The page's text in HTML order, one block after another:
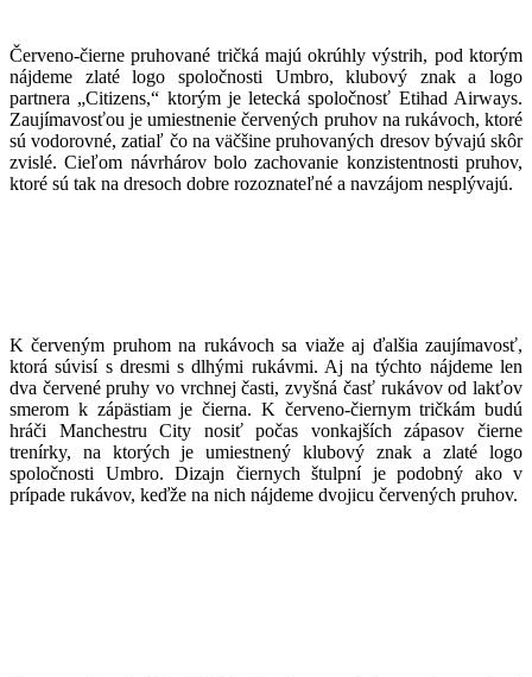
Červeno-čierne pruhované tričká majú okrúhly výstrih, pod ktorým
nájdeme zlaté logo spoločnosti Umbro, klubový znak a logo
partnera „Citizens,“ ktorým je letecká spoločnosť Etihad Airways.
Zaujímavosťou je umiestnenie červených pruhov na rukávoch, ktoré
sú vodorovné, zatiaľ čo na väčšine pruhovaných dresov bývajú skôr
zvislé. Cieľom návrhárov bolo zachovanie konzistentnosti pruhov,
ktoré sú tak na dresoch dobre rozoznateľné a navzájom nesplývajú.
K červeným pruhom na rukávoch sa viaže aj ďalšia zaujímavosť,
ktorá súvisí s dresmi s dlhými rukávmi. Aj na týchto nájdeme len
dva červené pruhy vo vrchnej časti, zvyšná časť rukávov od lakťov
smerom k zápästiam je čierna. K červeno-čiernym tričkám budú
hráči Manchestru City nosiť počas vonkajších zápasov čierne
trenírky, na ktorých je umiestnený klubový znak a zlaté logo
spoločnosti Umbro. Dizajn čiernych štulpní je podobný ako v
prípade rukávov, keďže na nich nájdeme dvojicu červených pruhov.